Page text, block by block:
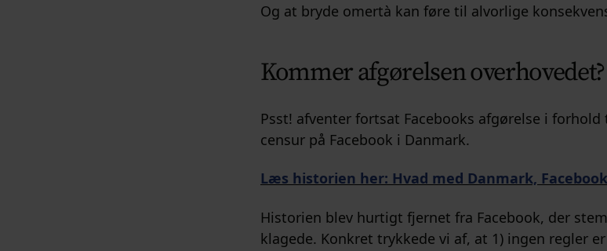
Og at bryde omertà kan føre til alvorlige
Kommer afgørelsen overhovedet?
Psst! afventer fortsat Facebooks afgørelse i
censur på Facebook i Danmark.
Læs historien her: Hvad med Danmark,
Historien blev hurtigt fjernet fra Facebook, der
klagede. Konkret trykkede vi af, at 1) ingen regler